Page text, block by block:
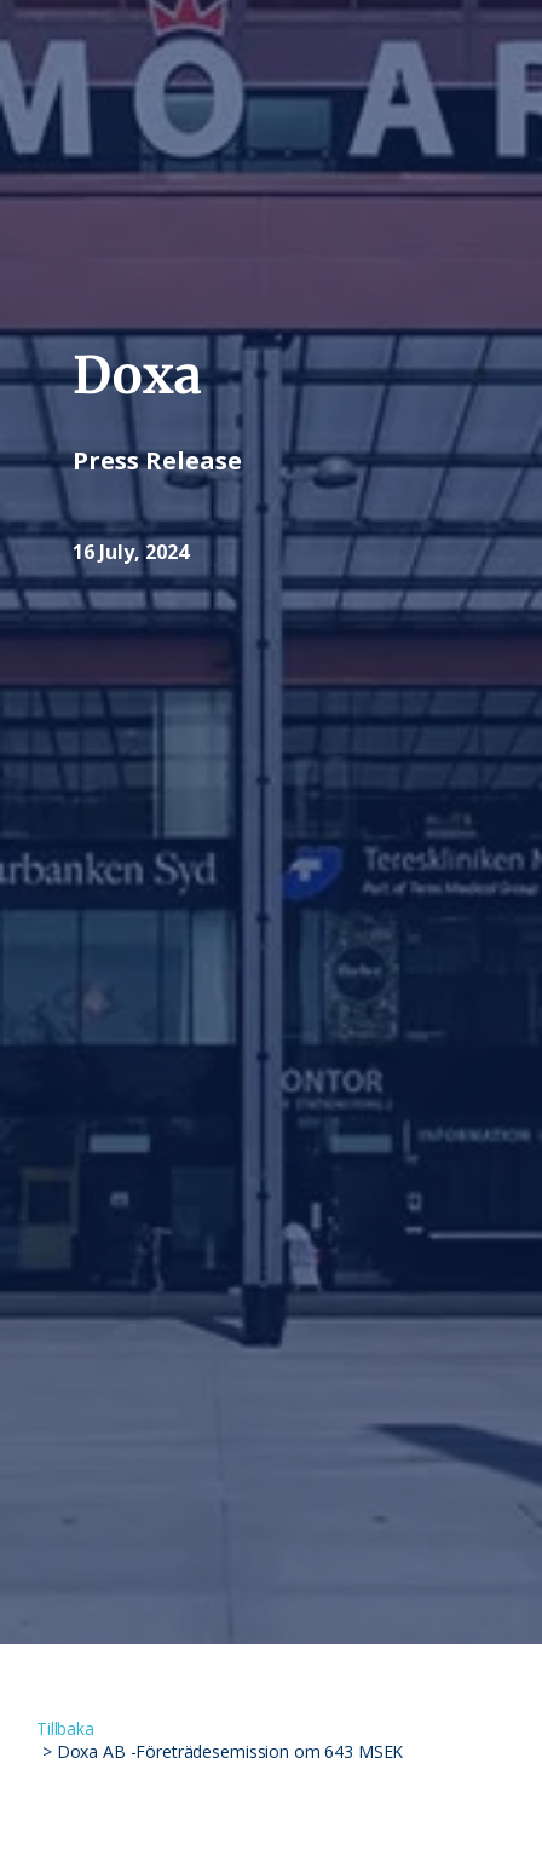
Doxa
Press Release
16 July, 2024
Tillbaka
> Doxa AB -Företrädesemission om 643 MSEK